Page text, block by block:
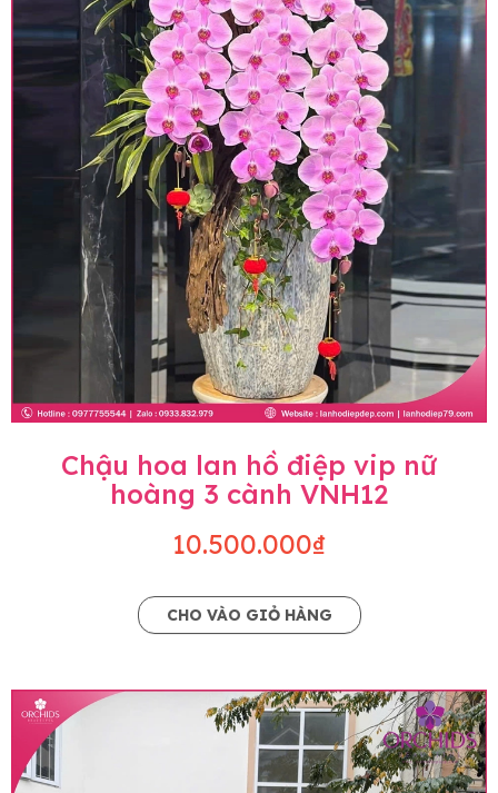
Chậu hoa lan hồ điệp vip nữ
hoàng 3 cành VNH12
10.500.000₫
CHO VÀO GIỎ HÀNG